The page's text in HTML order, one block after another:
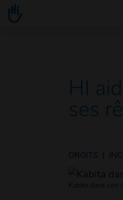
Go to main content
HI
ses
DROITS
Kabita dans son